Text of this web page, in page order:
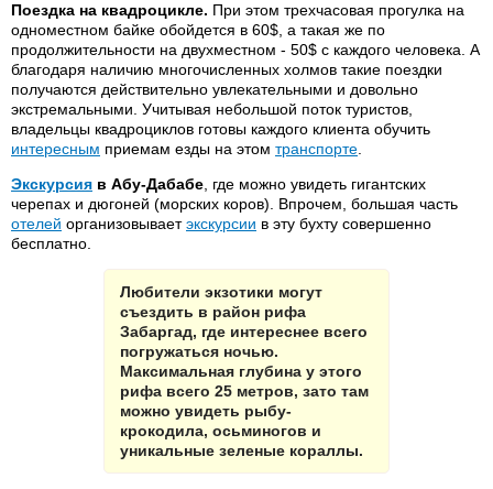
Поездка на квадроцикле. При этом трехчасовая прогулка на
одноместном байке обойдется в 60$, а такая же по
продолжительности на двухместном - 50$ с каждого человека. А
благодаря наличию многочисленных холмов такие поездки
получаются действительно увлекательными и довольно
экстремальными. Учитывая небольшой поток туристов,
владельцы квадроциклов готовы каждого клиента обучить
интересным приемам езды на этом транспорте.
Экскурсия в Абу-Дабабе, где можно увидеть гигантских
черепах и дюгоней (морских коров). Впрочем, большая часть
отелей организовываетэкскурсии в эту бухту совершенно
бесплатно.
Любители экзотики могут
съездить в район рифа
Забаргад, где интереснее всего
погружаться ночью.
Максимальная глубина у этого
рифа всего 25 метров, зато там
можно увидеть рыбу-
крокодила, осьминогов и
уникальные зеленые кораллы.